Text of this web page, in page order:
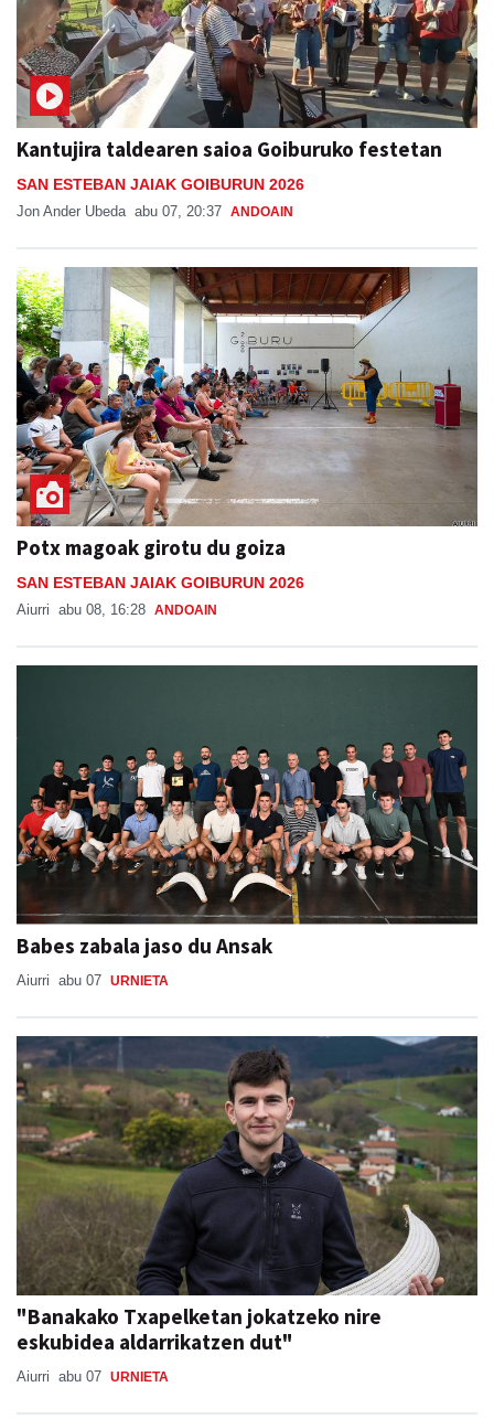
Kantujira taldearen saioa Goiburuko festetan
SAN ESTEBAN JAIAK GOIBURUN 2026
Jon Ander Ubeda abu 07, 20:37 ANDOAIN
Potx magoak girotu du goiza
SAN ESTEBAN JAIAK GOIBURUN 2026
Aiurri abu 08, 16:28 ANDOAIN
Babes zabala jaso du Ansak
Aiurri abu 07 URNIETA
"Banakako Txapelketan jokatzeko nire
eskubidea aldarrikatzen dut"
Aiurri abu 07 URNIETA